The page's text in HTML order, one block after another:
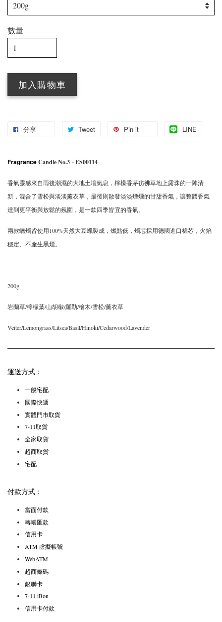
數量
加入購物車
分享 Tweet Pin it LINE
FragranceCandle No.3 - ES00114
香氣靈感來自雨後潮濕的大地土壤氣息，檸檬香茅彷彿草地上露珠的一陣清
新，混合了雪松與淡淡薰衣草，最後則散發淡淡煙燻的甘甜香氣，讓整體香氣
達到更平衡與放鬆的氛圍，是一款四季皆宜的香氣。
兩款蠟燭皆使用100%天然大豆蠟製成，燃點低，燭芯採用德國進口棉芯，火焰
穩定、不產生黑煙。
200g
岩蘭草/檸檬葉/山胡椒/羅勒/檜木/雪松/薰衣草
Veiter/Lemongrass/Litsea/Basil/Hinoki/Cedarwood/Lavender
運送方式：
一般宅配
國際快遞
實體門市取貨
7-11取貨
全家取貨
超商取貨
宅配
付款方式：
當面付款
轉帳匯款
信用卡
ATM 虛擬帳號
WebATM
超商條碼
銀聯卡
7-11 iBon
信用卡付款